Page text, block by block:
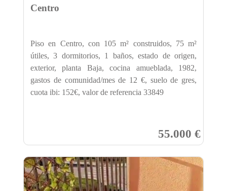
Centro
Piso en Centro, con 105 m² construidos, 75 m²
útiles, 3 dormitorios, 1 baños, estado de origen,
exterior, planta Baja, cocina amueblada, 1982,
gastos de comunidad/mes de 12 €, suelo de gres,
cuota ibi: 152€, valor de referencia 33849
55.000 €